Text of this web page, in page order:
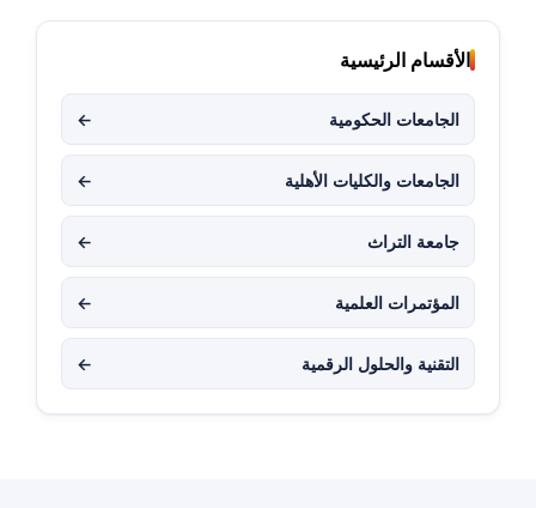
الأقسام الرئيسية
الجامعات الحكومية ←
الجامعات والكليات الأهلية ←
جامعة التراث ←
المؤتمرات العلمية ←
التقنية والحلول الرقمية ←